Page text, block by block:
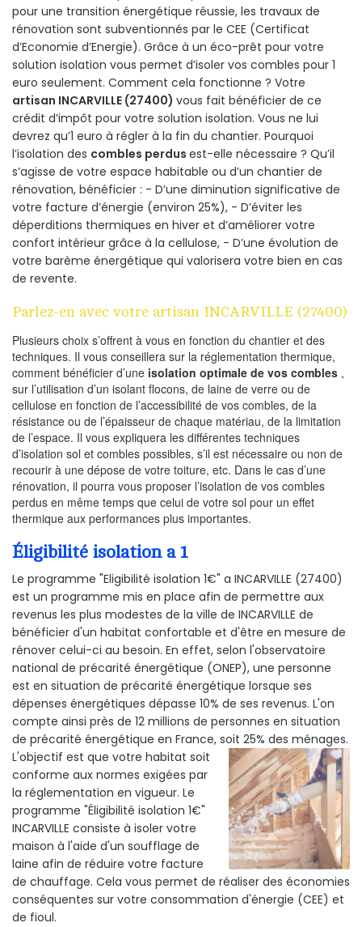
pour une transition énergétique réussie, les travaux de
rénovation sont subventionnés par le CEE (Certificat
d’Economie d’Energie). Grâce à un éco-prêt pour votre
solution isolation vous permet d’isoler vos combles pour 1
euro seulement. Comment cela fonctionne ? Votre
artisan INCARVILLE (27400) vous fait bénéficier de ce
crédit d’impôt pour votre solution isolation. Vous ne lui
devrez qu’1 euro à régler à la fin du chantier. Pourquoi
l’isolation des combles perdus est-elle nécessaire ? Qu’il
s’agisse de votre espace habitable ou d’un chantier de
rénovation, bénéficier : - D’une diminution significative de
votre facture d’énergie (environ 25%), - D’éviter les
déperditions thermiques en hiver et d’améliorer votre
confort intérieur grâce à la cellulose, - D’une évolution de
votre barème énergétique qui valorisera votre bien en cas
de revente.
Parlez-en avec votre artisan INCARVILLE (27400)
Plusieurs choix s’offrent à vous en fonction du chantier et des
techniques. Il vous conseillera sur la réglementation thermique,
comment bénéficier d’une isolation optimale de vos combles ,
sur l’utilisation d’un isolant flocons, de laine de verre ou de
cellulose en fonction de l’accessibilité de vos combles, de la
résistance ou de l’épaisseur de chaque matériau, de la limitation
de l’espace. Il vous expliquera les différentes techniques
d’isolation sol et combles possibles, s’il est nécessaire ou non de
recourir à une dépose de votre toiture, etc. Dans le cas d’une
rénovation, il pourra vous proposer l’isolation de vos combles
perdus en même temps que celui de votre sol pour un effet
thermique aux performances plus importantes.
Éligibilité isolation a 1
Le programme "Eligibilité isolation 1€" a INCARVILLE (27400)
est un programme mis en place afin de permettre aux
revenus les plus modestes de la ville de INCARVILLE de
bénéficier d'un habitat confortable et d'être en mesure de
rénover celui-ci au besoin. En effet, selon l'observatoire
national de précarité énergétique (ONEP), une personne
est en situation de précarité énergétique lorsque ses
dépenses énergétiques dépasse 10% de ses revenus. L'on
compte ainsi près de 12 millions de personnes en situation
de précarité énergétique en France, soit 25% des ménages.
L'objectif est que votre habitat soit
conforme aux normes exigées par
la réglementation en vigueur. Le
programme "Éligibilité isolation 1€"
INCARVILLE consiste à isoler votre
maison à l'aide d'un soufflage de
laine afin de réduire votre facture
de chauffage. Cela vous permet de réaliser des économies
conséquentes sur votre consommation d'énergie (CEE) et
de fioul.